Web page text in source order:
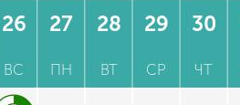
26
ВС
27
ПН
28
ВТ
29
СР
30
ЧТ